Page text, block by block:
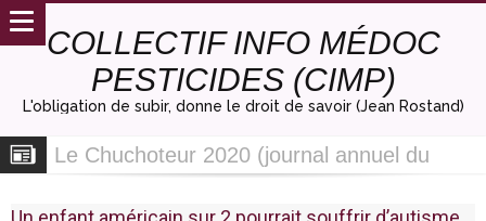
COLLECTIF INFO MÉDOC
PESTICIDES (CIMP)
L'obligation de subir, donne le droit de savoir (Jean Rostand)
Le Chuchoteur 2020 (journal annuel du